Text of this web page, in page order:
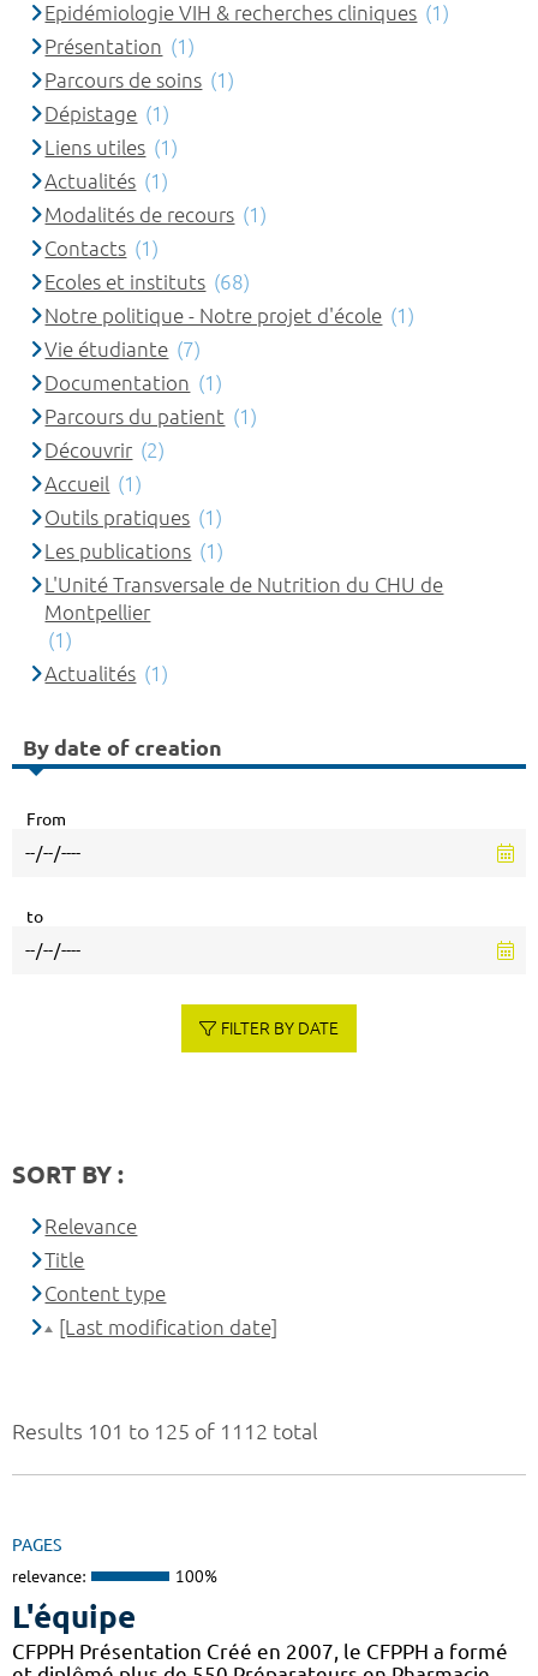
Results 101 to 125 of 1112 total
PAGES
relevance: 100%
L'équipe
CFPPH Présentation Créé en 2007, le CFPPH a formé
Epidémiologie VIH & recherches cliniques (1)
Présentation (1)
Parcours de soins (1)
Dépistage (1)
Liens utiles (1)
Actualités (1)
Modalités de recours (1)
Contacts (1)
Ecoles et instituts (68)
Notre politique - Notre projet d'école (1)
Vie étudiante (7)
Documentation (1)
Parcours du patient (1)
Découvrir (2)
Accueil (1)
Outils pratiques (1)
Les publications (1)
L'Unité Transversale de Nutrition du CHU de
Montpellier
(1)
Actualités (1)
By date of creation
From
to
FILTER BY DATE
SORT BY :
Relevance
Title
Content type
[Last modification date]